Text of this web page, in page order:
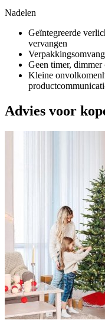
Nadelen
Geïntegreerde
vervangen
Geen timer, dimmer
Kleine
Advies voor